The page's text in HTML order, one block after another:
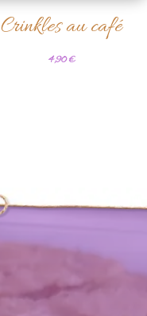
Crinkles au café
4,90€